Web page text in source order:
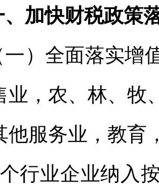
、加快财税政策
一）全面落实
业，农、林、牧
他服务业，教育
行业企业纳入